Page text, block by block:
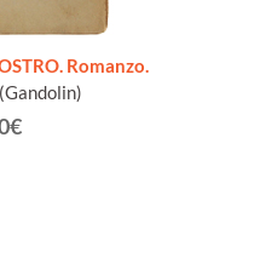
Romanzo.